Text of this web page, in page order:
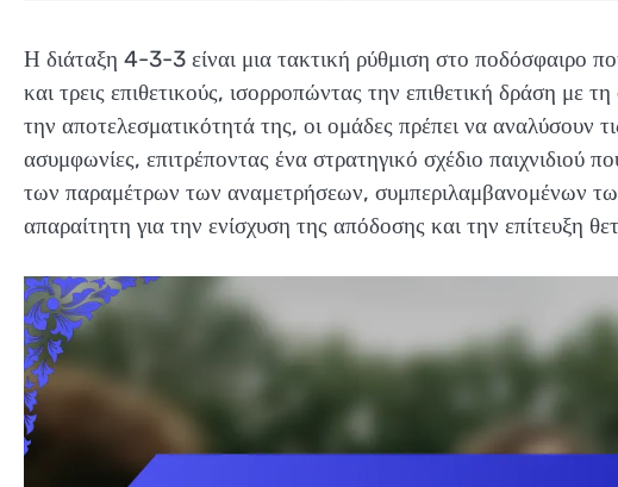
Η διάταξη 4-3-3 είναι μια τακτική ρύθμιση στο ποδόσφαιρο
και τρεις επιθετικούς, ισορροπώντας την επιθετική δράση με
την αποτελεσματικότητά της, οι ομάδες πρέπει να αναλύσουν
ασυμφωνίες, επιτρέποντας ένα στρατηγικό σχέδιο παιχνιδιού
των παραμέτρων των αναμετρήσεων, συμπεριλαμβανομένων
απαραίτητη για την ενίσχυση της απόδοσης και την επίτευξη